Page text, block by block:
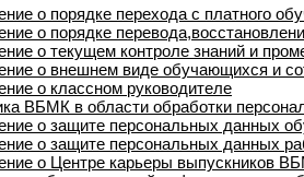
о порядке перехода с платного
о порядке
о текущем контроле знаний и
о внешнем виде обучающихся и
о классном руководителе
ВБМК в области обработки
о защите персональных данных
о защите персональных данных
о Центре карьеры выпускников